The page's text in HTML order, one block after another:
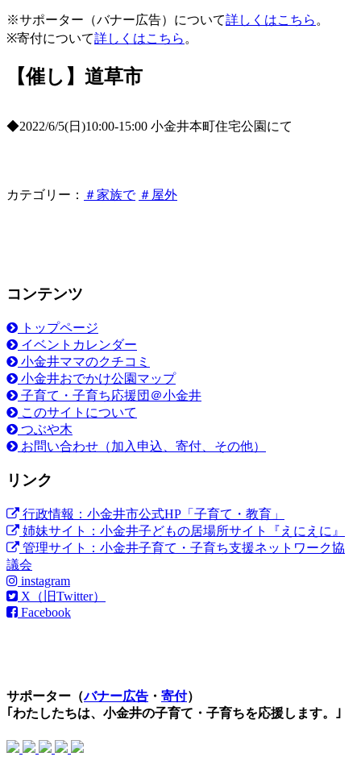
※サポーター（バナー広告）について詳しくはこちら 。
※寄付について詳しくはこちら 。
【催し】道草市
◆2022/6/5(日)10:00-15:00 小金井本町住宅公園にて
カテゴリー： ＃家族で ＃屋外
コンテンツ
トップページ
イベントカレンダー
小金井ママのクチコミ
小金井おでかけ公園マップ
子育て・子育ち応援団＠小金井
このサイトについて
つぶや木
お問い合わせ（加入申込、寄付、その他）
リンク
行政情報：小金井市公式HP「子育て・教育」
姉妹サイト：小金井子どもの居場所サイト『えにえに』
管理サイト：小金井子育て・子育ち支援ネットワーク協
議会
instagram
X（旧Twitter）
Facebook
サポーター（バナー広告 ・ 寄付）
｢わたしたちは、小金井の子育て・子育ちを応援します。｣